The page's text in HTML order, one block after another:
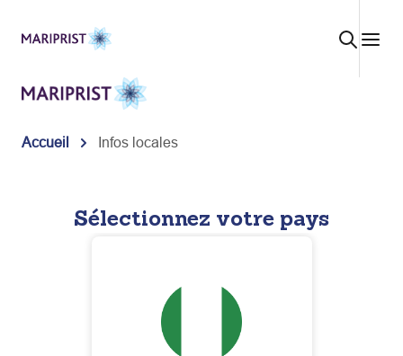
Accueil Infos locales
Sélectionnez votre pays